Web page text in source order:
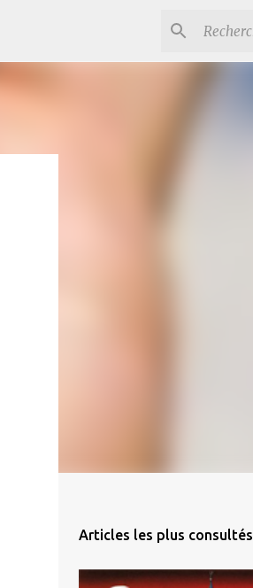
Articles les plus consultés